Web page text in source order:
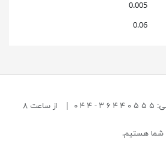
0.005
0.06
۴ ۴ ۰ از ساعت ۸